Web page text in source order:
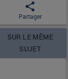
share
Partager
SUR LE MÊME
SUJET